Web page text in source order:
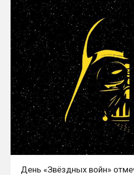
День «Звёздных войн»